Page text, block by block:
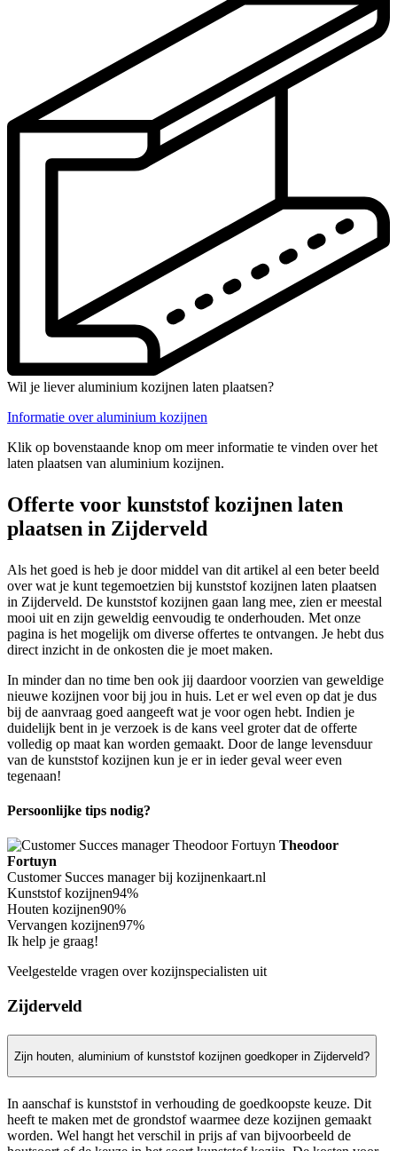
Wil je liever aluminium kozijnen laten plaatsen?
Informatie over aluminium kozijnen
Klik op bovenstaande knop om meer informatie te vinden over het
laten plaatsen van aluminium kozijnen.
Offerte voor kunststof kozijnen laten
plaatsen in Zijderveld
Als het goed is heb je door middel van dit artikel al een beter beeld
over wat je kunt tegemoetzien bij kunststof kozijnen laten plaatsen
in Zijderveld. De kunststof kozijnen gaan lang mee, zien er meestal
mooi uit en zijn geweldig eenvoudig te onderhouden. Met onze
pagina is het mogelijk om diverse offertes te ontvangen. Je hebt dus
direct inzicht in de onkosten die je moet maken.
In minder dan no time ben ook jij daardoor voorzien van geweldige
nieuwe kozijnen voor bij jou in huis. Let er wel even op dat je dus
bij de aanvraag goed aangeeft wat je voor ogen hebt. Indien je
duidelijk bent in je verzoek is de kans veel groter dat de offerte
volledig op maat kan worden gemaakt. Door de lange levensduur
van de kunststof kozijnen kun je er in ieder geval weer even
tegenaan!
Persoonlijke tips nodig?
Theodoor
Fortuyn
Customer Succes manager bij kozijnenkaart.nl
Kunststof kozijnen94%
Houten kozijnen90%
Vervangen kozijnen97%
Ik help je graag!
Veelgestelde vragen over kozijnspecialisten uit
Zijderveld
Zijn houten, aluminium of kunststof kozijnen goedkoper in Zijderveld?
In aanschaf is kunststof in verhouding de goedkoopste keuze. Dit
heeft te maken met de grondstof waarmee deze kozijnen gemaakt
worden. Wel hangt het verschil in prijs af van bijvoorbeeld de